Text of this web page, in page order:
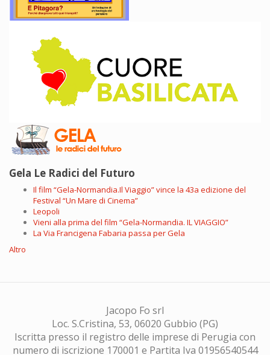
Gela Le Radici del Futuro
Il film “Gela-Normandia.Il Viaggio” vince la 43a edizione del
Festival “Un Mare di Cinema”
Leopoli
Vieni alla prima del film “Gela-Normandia. IL VIAGGIO”
La Via Francigena Fabaria passa per Gela
Altro
Jacopo Fo srl
Loc. S.Cristina, 53, 06020 Gubbio (PG)
Iscritta presso il registro delle imprese di Perugia con
numero di iscrizione 170001 e Partita Iva 01956540544